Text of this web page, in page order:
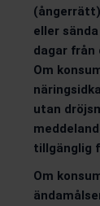
eller
dagar från
Om
utan
tillgänglig
Om